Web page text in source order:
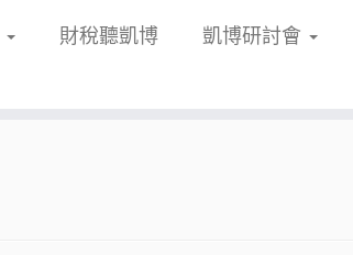
財稅聽凱博 凱博研討會